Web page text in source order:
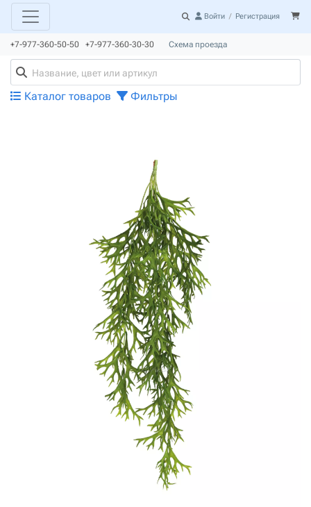
Войти / Регистрация
+7-977-360-50-50 +7-977-360-30-30 Схема проезда
Каталог товаров Фильтры